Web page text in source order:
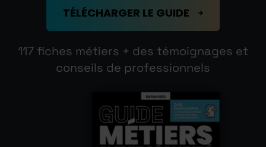
TÉLÉCHARGER LE GUIDE
117 fiches métiers + des témoignages et
conseils de professionnels